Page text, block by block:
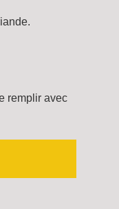
remplir avec